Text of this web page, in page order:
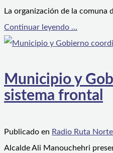
La organización de la
Continuar leyendo ...
Municipio y
sistema frontal
Publicado en Radio Ruta Norte
Alcalde Ali Manouchehri